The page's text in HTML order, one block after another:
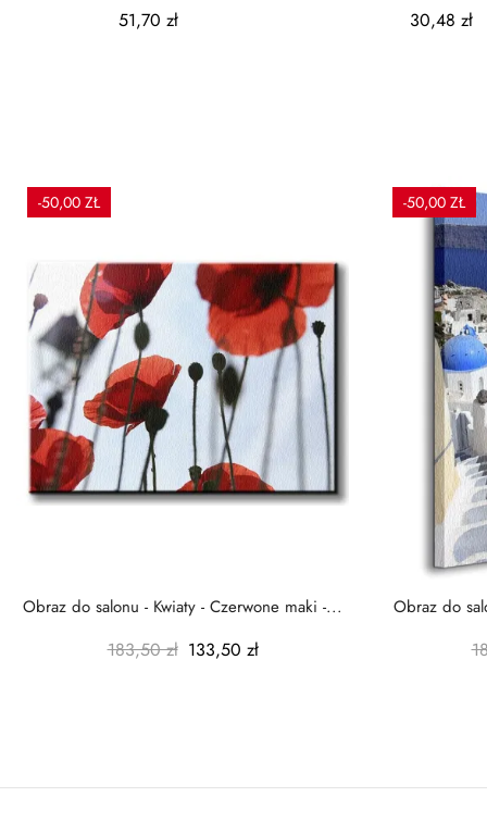
51,70 zł 30,48 zł
-50,00 ZŁ
Obraz do salonu - Kwiaty - Czerwone maki -...
183,50 zł 133,50 zł
-50,00 ZŁ
Obraz do